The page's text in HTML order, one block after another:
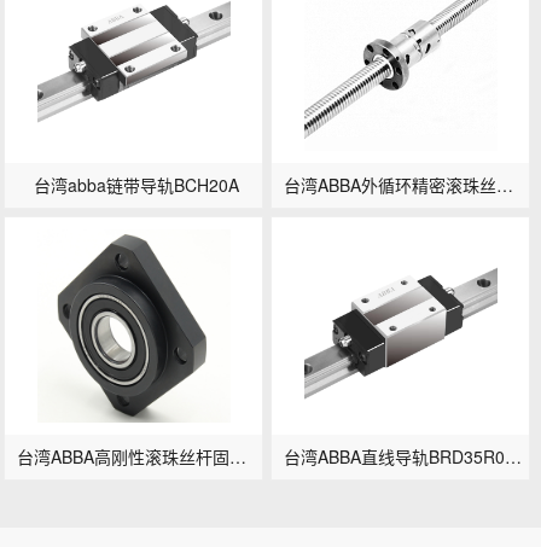
台湾abba链带导轨BCH20A 台湾ABBA外循环精密滚珠丝杆FSB2505-3
台湾ABBA高刚性滚珠丝杆固定座FF系列FF20 台湾ABBA直线导轨BRD35R0-替换原BRH35B